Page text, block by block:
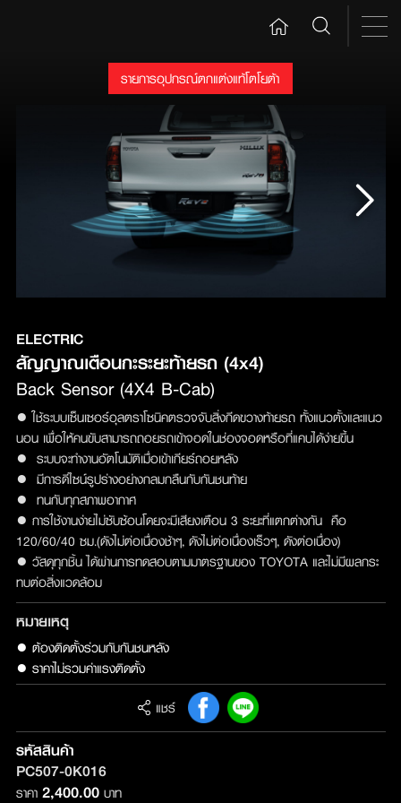
รายการอุปกรณ์ตกแต่งแท้โตโยต้า
ELECTRIC
สัญญาณเตือนกะระยะท้ายรถ (4x4)
Back Sensor (4X4 B-Cab)
● ใช้ระบบเซ็นเซอร์อุลตราโซนิคตรวจจับสิ่งกีดขวางท้ายรถ ทั้งแนวตั้งและแนว
นอน เพื่อให้คนขับสามารถถอยรถเข้าจอดในช่องจอดหรือที่แคบได้ง่ายขึ้น
● ระบบจะทำงานอัตโนมัติเมื่อเข้าเกียร์ถอยหลัง
● มีการดีไซน์รูปร่างอย่างกลมกลืนกับกันชนท้าย
● ทนกับทุกสภาพอากาศ
● การใช้งานง่ายไม่ซับซ้อนโดยจะมีเสียงเตือน 3 ระยะที่แตกต่างกัน คือ
120/60/40 ซม.(ดังไม่ต่อเนื่องช้าๆ, ดังไม่ต่อเนื่องเร็วๆ, ดังต่อเนื่อง)
● วัสดุทุกชิ้น ได้ผ่านการทดสอบตามมาตรฐานของ TOYOTA และไม่มีผลกระ
ทบต่อสิ่งแวดล้อม
หมายเหตุ
● ต้องติดตั้งร่วมกับกันชนหลัง
● ราคาไม่รวมค่าแรงติดตั้ง
แชร์
รหัสสินค้า
PC507-0K016
ราคา 2,400.00บาท